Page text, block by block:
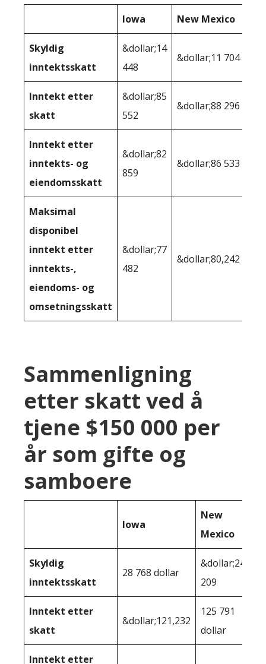
Iowa New Mexico
Skyldig
inntektsskatt
&dollar;14
448
&dollar;11 704
Inntekt etter
skatt
&dollar;85
552
&dollar;88 296
Inntekt etter
inntekts- og
eiendomsskatt
&dollar;82
859
&dollar;86 533
Maksimal
disponibel
inntekt etter
inntekts-,
eiendoms- og
omsetningsskatt
&dollar;77
482
&dollar;80,242
Sammenligning
etter skatt ved å
tjene $150 000 per
år som gifte og
samboere
Iowa
New
Mexico
Skyldig
inntektsskatt
28 768 dollar
&dollar;24
209
Inntekt etter
skatt
&dollar;121,232
125 791
dollar
Inntekt etter